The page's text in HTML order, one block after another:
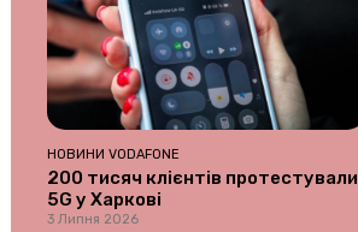
НОВИНИ VODAFONE
200 тисяч клієнтів протестували
5G у Харкові
3 Липня 2026